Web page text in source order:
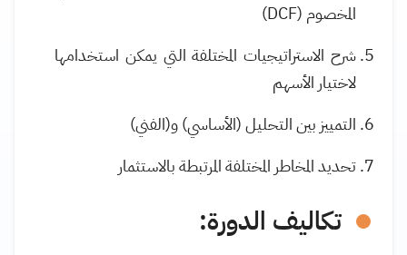
المخصوم (DCF)
شرح الاستراتيجيات المختلفة التي يمكن استخدامها
لاختيار الأسهم
التمييز بين التحليل (الأساسي) و(الفني)
تحديد المخاطر المختلفة المرتبطة بالاستثمار
تكاليف الدورة: